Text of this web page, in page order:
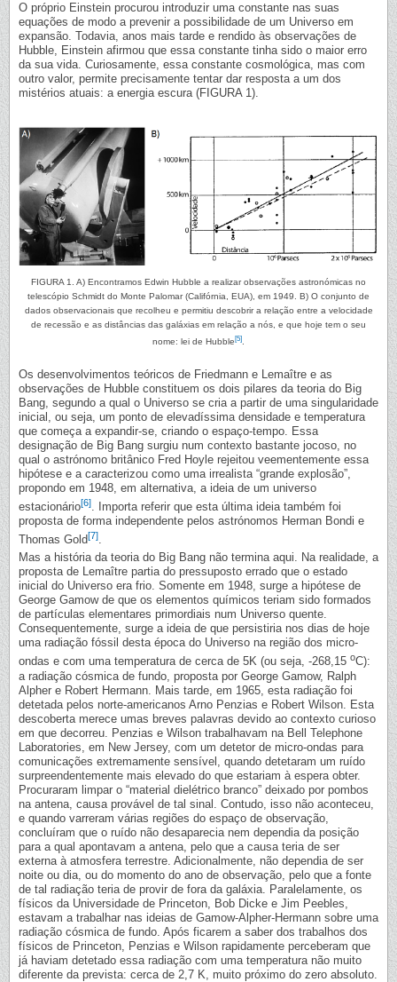
O próprio Einstein procurou introduzir uma constante nas suas
equações de modo a prevenir a possibilidade de um Universo em
expansão. Todavia, anos mais tarde e rendido às observações de
Hubble, Einstein afirmou que essa constante tinha sido o maior erro
da sua vida. Curiosamente, essa constante cosmológica, mas com
outro valor, permite precisamente tentar dar resposta a um dos
mistérios atuais: a energia escura (FIGURA 1).
FIGURA 1. A) Encontramos Edwin Hubble a realizar observações astronómicas no
telescópio Schmidt do Monte Palomar (Califórnia, EUA), em 1949. B) O conjunto de
dados observacionais que recolheu e permitiu descobrir a relação entre a velocidade
de recessão e as distâncias das galáxias em relação a nós, e que hoje tem o seu
nome: lei de Hubble [5] .
Os desenvolvimentos teóricos de Friedmann e Lemaître e as
observações de Hubble constituem os dois pilares da teoria do Big
Bang, segundo a qual o Universo se cria a partir de uma singularidade
inicial, ou seja, um ponto de elevadíssima densidade e temperatura
que começa a expandir-se, criando o espaço-tempo. Essa
designação de Big Bang surgiu num contexto bastante jocoso, no
qual o astrónomo britânico Fred Hoyle rejeitou veementemente essa
hipótese e a caracterizou como uma irrealista “grande explosão”,
propondo em 1948, em alternativa, a ideia de um universo
estacionário[6]
. Importa referir que esta última ideia também foi
proposta de forma independente pelos astrónomos Herman Bondi e
Thomas Gold[7].
Mas a história da teoria do Big Bang não termina aqui. Na realidade, a
proposta de Lemaître partia do pressuposto errado que o estado
inicial do Universo era frio. Somente em 1948, surge a hipótese de
George Gamow de que os elementos químicos teriam sido formados
de partículas elementares primordiais num Universo quente.
Consequentemente, surge a ideia de que persistiria nos dias de hoje
uma radiação fóssil desta época do Universo na região dos micro-
ondas e com uma temperatura de cerca de 5K (ou seja, -268,15 oC):
a radiação cósmica de fundo, proposta por George Gamow, Ralph
Alpher e Robert Hermann. Mais tarde, em 1965, esta radiação foi
detetada pelos norte-americanos Arno Penzias e Robert Wilson. Esta
descoberta merece umas breves palavras devido ao contexto curioso
em que decorreu. Penzias e Wilson trabalhavam na Bell Telephone
Laboratories, em New Jersey, com um detetor de micro-ondas para
comunicações extremamente sensível, quando detetaram um ruído
surpreendentemente mais elevado do que estariam à espera obter.
Procuraram limpar o “material dielétrico branco” deixado por pombos
na antena, causa provável de tal sinal. Contudo, isso não aconteceu,
e quando varreram várias regiões do espaço de observação,
concluíram que o ruído não desaparecia nem dependia da posição
para a qual apontavam a antena, pelo que a causa teria de ser
externa à atmosfera terrestre. Adicionalmente, não dependia de ser
noite ou dia, ou do momento do ano de observação, pelo que a fonte
de tal radiação teria de provir de fora da galáxia. Paralelamente, os
físicos da Universidade de Princeton, Bob Dicke e Jim Peebles,
estavam a trabalhar nas ideias de Gamow-Alpher-Hermann sobre uma
radiação cósmica de fundo. Após ficarem a saber dos trabalhos dos
físicos de Princeton, Penzias e Wilson rapidamente perceberam que
já haviam detetado essa radiação com uma temperatura não muito
diferente da prevista: cerca de 2,7 K, muito próximo do zero absoluto.